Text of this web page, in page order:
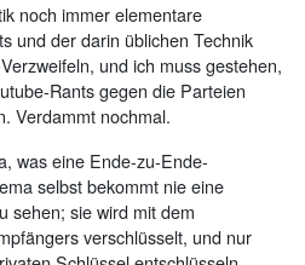
noch immer elementare
und der darin üblichen Technik
und ich muss gestehen,
Rants gegen die Parteien
Verdammt nochmal.
was eine Ende-zu-Ende-
selbst bekommt nie eine
sehen; sie wird mit dem
verschlüsselt, und nur